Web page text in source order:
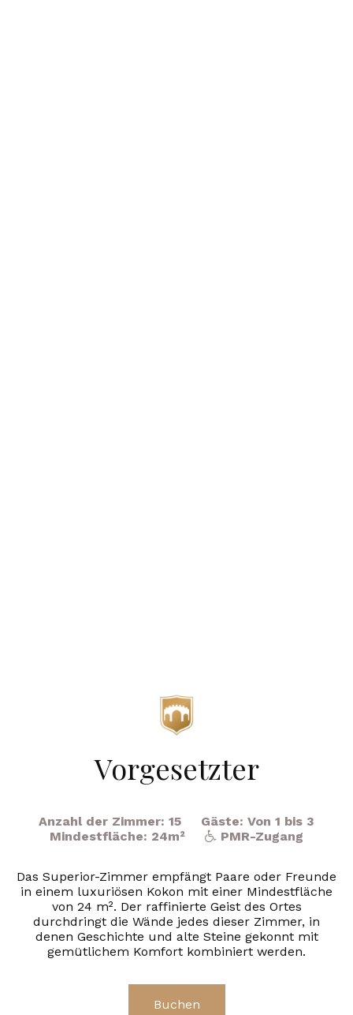
Vorgesetzter
Anzahl der Zimmer: 15
Gäste: Von 1 bis 3
Mindestfläche: 24m²
PMR-Zugang
Das Superior-Zimmer empfängt Paare oder Freunde
in einem luxuriösen Kokon mit einer Mindestfläche
von 24 m². Der raffinierte Geist des Ortes
durchdringt die Wände jedes dieser Zimmer, in
denen Geschichte und alte Steine ​​gekonnt mit
gemütlichem Komfort kombiniert werden.
Buchen